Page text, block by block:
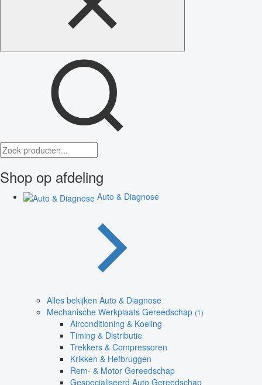
Shop op afdeling
Auto & Diagnose
Alles bekijken Auto & Diagnose
Mechanische Werkplaats Gereedschap (1)
Airconditioning & Koeling
Timing & Distributie
Trekkers & Compressoren
Krikken & Hefbruggen
Rem- & Motor Gereedschap
Gespecialiseerd Auto Gereedschap